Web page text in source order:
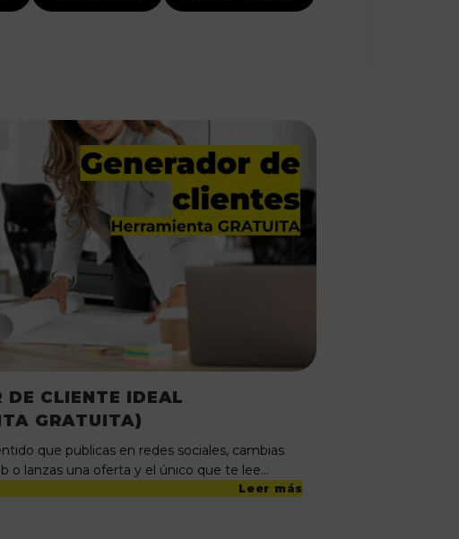
DE CLIENTE IDEAL
GRATUITA)
que publicas en redes sociales, cambias
o lanzas una oferta y el único que te lee…
Leer más